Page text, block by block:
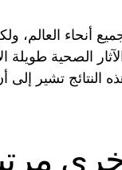
أنحاء العالم،
الصحية طويلة
تشير إلى